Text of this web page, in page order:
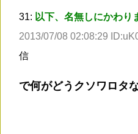
31: 以下、名無しにかわり
2013/07/08 02:08:29
信
で何がどうクソワロタ